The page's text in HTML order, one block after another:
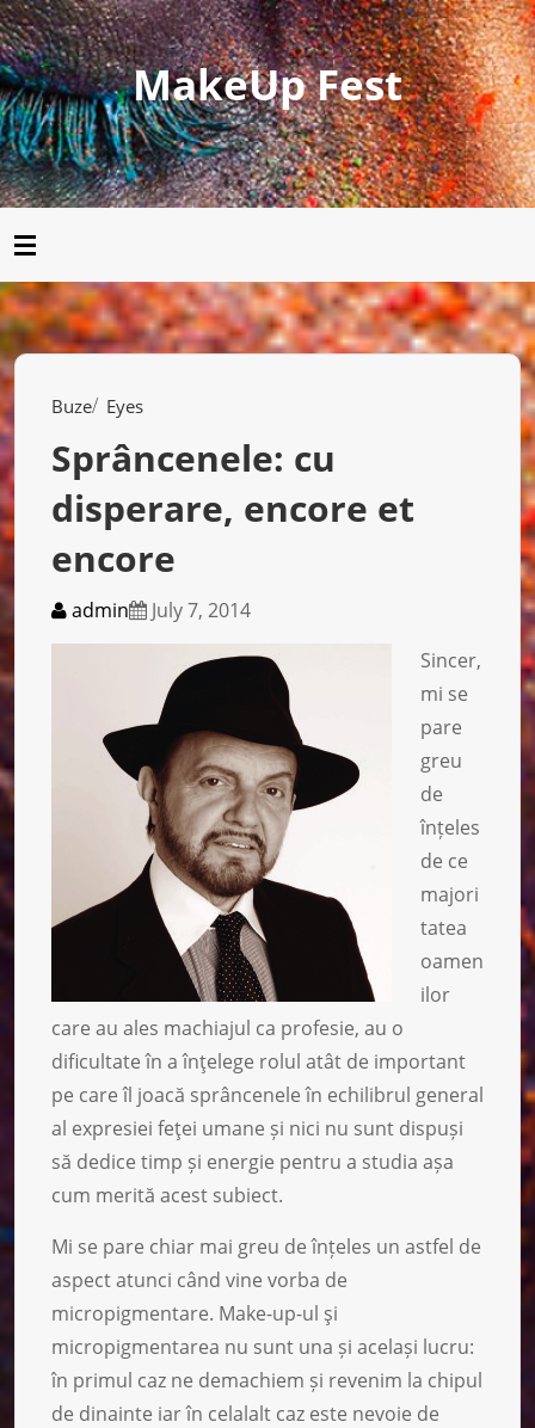
MakeUp Fest
Buze Eyes
Sprâncenele: cu
disperare, encore et
encore
admin
July 7, 2014
Sincer,
mi se
pare
greu
de
înțeles
de ce
majori
tatea
oamen
ilor
care au ales machiajul ca profesie, au o
dificultate în a înţelege rolul atât de important
pe care îl joacă sprâncenele în echilibrul general
al expresiei feţei umane și nici nu sunt dispuși
să dedice timp și energie pentru a studia așa
cum merită acest subiect.
Mi se pare chiar mai greu de înțeles un astfel de
aspect atunci când vine vorba de
micropigmentare. Make-up-ul şi
micropigmentarea nu sunt una și același lucru:
în primul caz ne demachiem și revenim la chipul
de dinainte iar în celalalt caz este nevoie de